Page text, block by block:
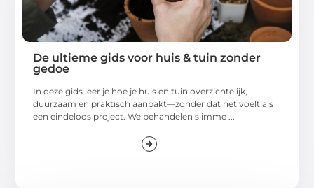
De ultieme gids voor huis & tuin zonder
gedoe
In deze gids leer je hoe je huis en tuin overzichtelijk,
duurzaam en praktisch aanpakt—zonder dat het voelt als
een eindeloos project. We behandelen slimme ...